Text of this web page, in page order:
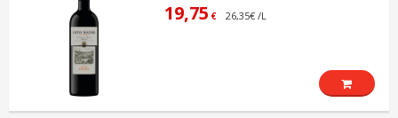
19,75 € 26,35€ /L